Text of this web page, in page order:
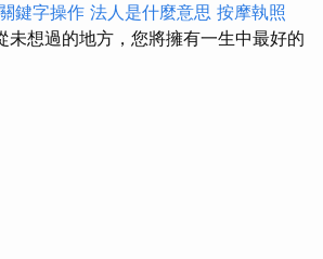
鍵字操作 法人是什麼意思 按摩執照
未想過的地方，您將擁有一生中最好的